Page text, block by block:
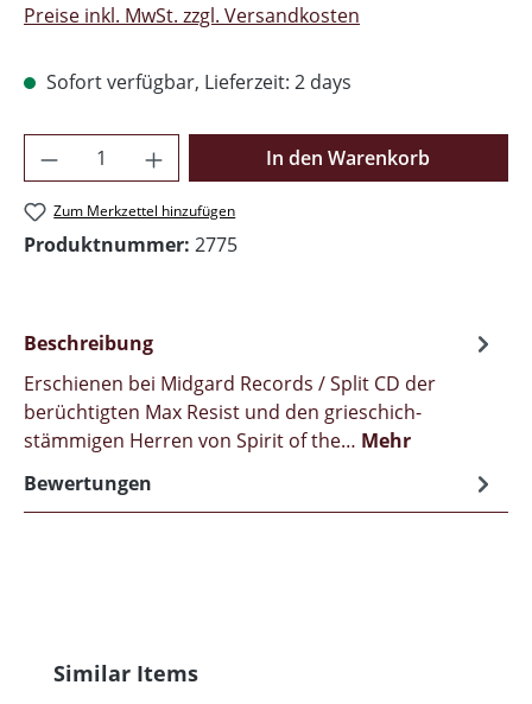
Preise inkl. MwSt. zzgl. Versandkosten
Sofort verfügbar, Lieferzeit: 2 days
Produkt Anzahl: Gib den gewünschten
In den Warenkorb
Zum Merkzettel hinzufügen
Produktnummer: 2775
Beschreibung
Erschienen bei Midgard Records / Split CD der
berüchtigten Max Resist und den grieschich-
stämmigen Herren von Spirit of the… Mehr
Bewertungen
Produktgalerie überspringen
Similar Items